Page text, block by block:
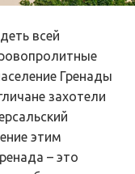
всей
Гренады
захотели
этим
– это